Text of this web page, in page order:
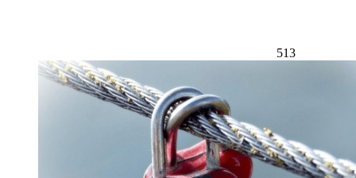
513